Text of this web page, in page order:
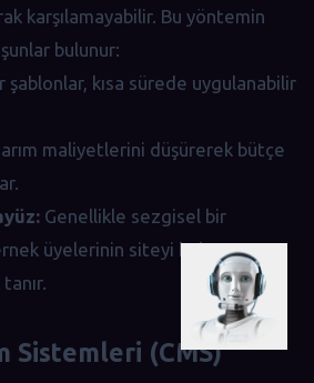
karşılamayabilir. Bu yöntemin
bulunur:
şablonlar, kısa sürede uygulanabilir
maliyetlerini düşürerek bütçe
Genellikle sezgisel bir
üyelerinin siteyi kolayca
Sistemleri (CMS)